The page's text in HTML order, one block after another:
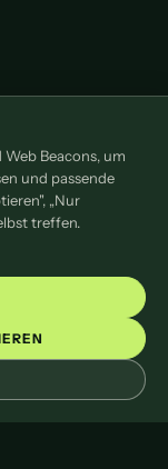
Beacons, um
und passende
„Nur
treffen.